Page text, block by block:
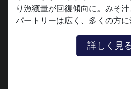
り漁獲量が回復傾向に。みそ
パートリーは広く、多くの方に
詳しく見